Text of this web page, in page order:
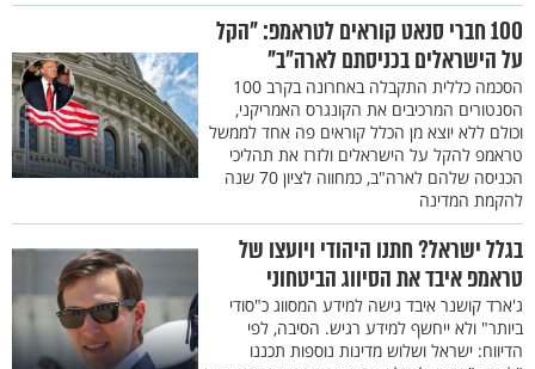
100 חברי סנאט קוראים לטראמפ: "הקל
על הישראלים בכניסתם לארה"ב"
הסכמה כללית התקבלה באחרונה בקרב 100
הסנטורים המרכיבים את הקונגרס האמריקני,
וכולם ללא יוצא מן הכלל קוראים פה אחד לממשל
טראמפ להקל על הישראלים ולזרז את תהליכי
הכניסה שלהם לארה"ב, כמחווה לציון 70 שנה
להקמת המדינה
בגלל ישראל? חתנו היהודי ויועצו של
טראמפ איבד את הסיווג הביטחוני
ג'ארד קושנר איבד גישה למידע המסווג כ"סודי
ביותר" ולא ייחשף למידע רגיש. הסיבה, לפי
הדיווח: ישראל ושלוש מדינות נוספות תכננו